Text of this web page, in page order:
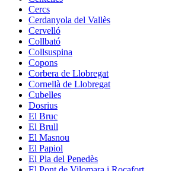
Cercs
Cerdanyola del Vallès
Cervelló
Collbató
Collsuspina
Copons
Corbera de Llobregat
Cornellà de Llobregat
Cubelles
Dosrius
El Bruc
El Brull
El Masnou
El Papiol
El Pla del Penedès